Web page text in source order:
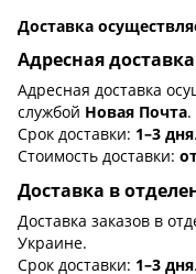
Доставка
Адресная доставка
Адресная доставка
службой Новая Почта.
Срок доставки: 1–3 дня.
Стоимость доставки:
Доставка в
Доставка заказов в
Украине.
Срок доставки: 1–3 дня.